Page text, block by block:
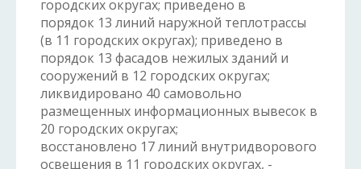
городских округах; приведено в
порядок 13 линий наружной теплотрассы
(в 11 городских округах); приведено в
порядок 13 фасадов нежилых зданий и
сооружений в 12 городских округах;
ликвидировано 40 самовольно
размещенных информационных вывесок в
20 городских округах;
восстановлено 17 линий внутридворового
освещения в 11 городских округах, -